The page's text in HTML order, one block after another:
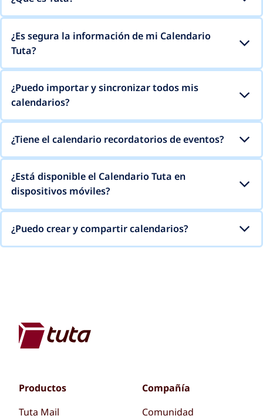
¿Es segura la información de mi Calendario
Tuta?
¿Puedo importar y sincronizar todos mis
calendarios?
¿Tiene el calendario recordatorios de eventos?
¿Está disponible el Calendario Tuta en
dispositivos móviles?
¿Puedo crear y compartir calendarios?
Productos
Tuta Mail
Compañía
Comunidad